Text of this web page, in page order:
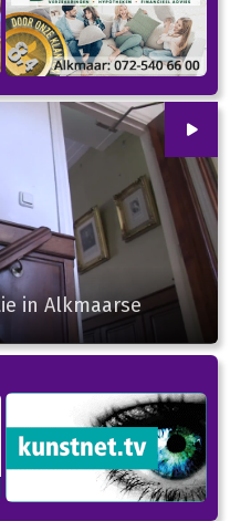
00 00
02:45
in Alkmaarse